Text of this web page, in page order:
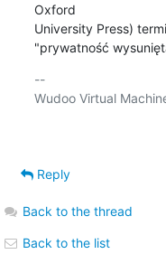
Oxford
University Press)
"prywatność
--
Wudoo Virtual
Reply
Back to the thread
Back to the list